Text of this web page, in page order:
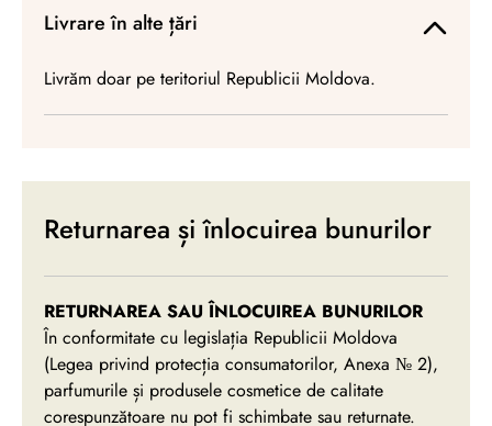
Livrare în alte țări
Livrăm doar pe teritoriul Republicii Moldova.
Returnarea și înlocuirea bunurilor
RETURNAREA SAU ÎNLOCUIREA BUNURILOR
În conformitate cu legislația Republicii Moldova
(Legea privind protecția consumatorilor, Anexa № 2),
parfumurile și produsele cosmetice de calitate
corespunzătoare nu pot fi schimbate sau returnate.